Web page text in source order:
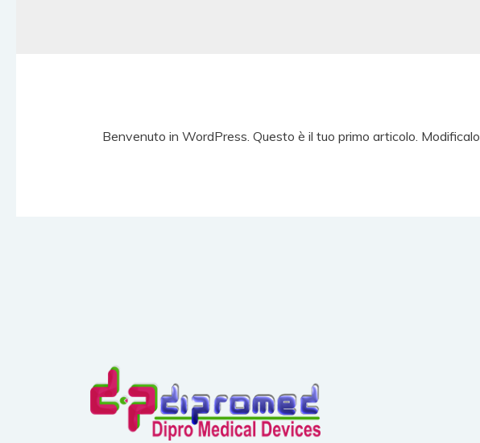
Benvenuto in WordPress. Questo è il tuo primo articolo.